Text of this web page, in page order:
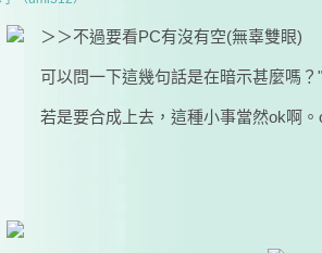
＞＞不過要看PC有沒有空(無辜雙眼)
可以問一下這幾句話是在暗示甚麼嗎？"
若是要合成上去，這種小事當然ok啊。